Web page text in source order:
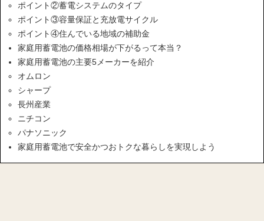
ポイント②蓄電システムのタイプ
ポイント③容量保証と充放電サイクル
ポイント④住んでいる地域の補助金
家庭用蓄電池の価格相場が下がるって本当？
家庭用蓄電池の主要5メーカーを紹介
オムロン
シャープ
長州産業
ニチコン
パナソニック
家庭用蓄電池で安全かつおトクな暮らしを実現しよう